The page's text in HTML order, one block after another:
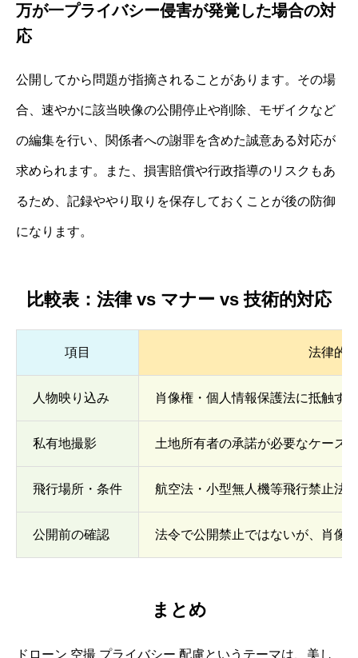
万が一プライバシー侵害が発覚した場合の対
応
公開してから問題が指摘されることがあります。その場
合、速やかに該当映像の公開停止や削除、モザイクなど
の編集を行い、関係者への謝罪を含めた誠意ある対応が
求められます。また、損害賠償や行政指導のリスクもあ
るため、記録ややり取りを保存しておくことが後の防御
になります。
比較表：法律 vs マナー vs 技術的対応
項目 法律的
人物映り込み 肖像権・個人情報保護法に抵触す
私有地撮影 土地所有者の承諾が必要なケース
飛行場所・条件 航空法・小型無人機等飛行禁止法
公開前の確認 法令で公開禁止ではないが、肖像
まとめ
ドローン 空撮 プライバシー 配慮というテーマは、美し